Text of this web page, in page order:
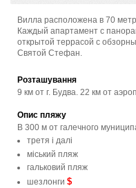
Вилла расположена в 70
Каждый апартамент с
открытой террасой с
Святой Стефан.
Розташування
9 км от г. Будва. 22 км
Опис пляжу
В 300 м от галечного
третя і далі
мiський пляж
гальковий пляж
шезлонги $